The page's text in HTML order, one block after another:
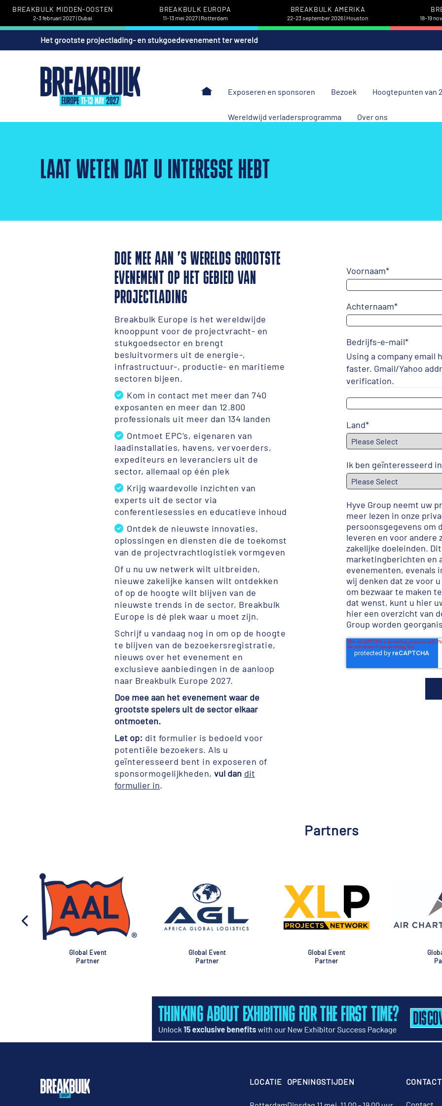
BREAKBULK MIDDEN-OOSTEN
2-3 februari 2027 | Dubai
BREAKBULK EUROPA
11-13 mei 2027 | Rotterdam
BREAKBULK AMERIKA
22-23 september 2026 | Houston 18-19
Het grootste projectlading- en stukgoedevenement ter wereld
Exposeren en sponsoren Bezoek Hoogtepunten van
Wereldwijd verladersprogramma Over ons
LAAT WETEN DAT U INTERESSE HEBT
DOE MEE AAN ’S WERELDS GROOTSTE
EVENEMENT OP HET GEBIED VAN
PROJECTLADING
Breakbulk Europe is het wereldwijde
knooppunt voor de projectvracht- en
stukgoedsector en brengt
besluitvormers uit de energie-,
infrastructuur-, productie- en maritieme
sectoren bijeen.
Kom in contact met meer dan 740
exposanten en meer dan 12.800
professionals uit meer dan 134 landen
Ontmoet EPC’s, eigenaren van
laadinstallaties, havens, vervoerders,
expediteurs en leveranciers uit de
sector, allemaal op één plek
Krijg waardevolle inzichten van
experts uit de sector via
conferentiesessies en educatieve inhoud
Ontdek de nieuwste innovaties,
oplossingen en diensten die de toekomst
van de projectvrachtlogistiek vormgeven
Of u nu uw netwerk wilt uitbreiden,
nieuwe zakelijke kansen wilt ontdekken
of op de hoogte wilt blijven van de
nieuwste trends in de sector, Breakbulk
Europe is dé plek waar u moet zijn.
Schrijf u vandaag nog in om op de hoogte
te blijven van de bezoekersregistratie,
nieuws over het evenement en
exclusieve aanbiedingen in de aanloop
naar Breakbulk Europe 2027.
Doe mee aan het evenement waar de
grootste spelers uit de sector elkaar
ontmoeten.
Let op: dit formulier is bedoeld voor
potentiële bezoekers. Als u
geïnteresseerd bent in exposeren of
sponsormogelijkheden,vul dan dit
formulier in.
Voornaam*
Achternaam*
Bedrijfs-e-mail*
Using a company email
faster. Gmail/Yahoo
verification.
Land*
Ik ben geïnteresseerd in
Hyve Group neemt uw
meer lezen in onze
persoonsgegevens om
leveren en voor andere
zakelijke doeleinden.
marketingberichten en
evenementen, evenals
wij denken dat ze voor
om bezwaar te maken
dat wenst, kunt u hier
hier een overzicht van
Group worden
Partners
LOCATIE OPENINGSTIJDEN CONTACT